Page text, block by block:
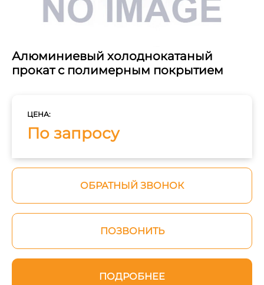
Алюминиевый холоднокатаный
прокат с полимерным покрытием
ЦЕНА:
По запросу
ОБРАТНЫЙ ЗВОНОК
ПОЗВОНИТЬ
ПОДРОБНЕЕ